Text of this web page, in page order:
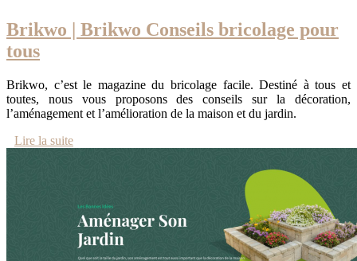
Brikwo | Brikwo Conseils bricolage pour
tous
Brikwo, c’est le magazine du bricolage facile. Destiné à tous et
toutes, nous vous proposons des conseils sur la décoration,
l’aménagement et l’amélioration de la maison et du jardin.
Lire la suite